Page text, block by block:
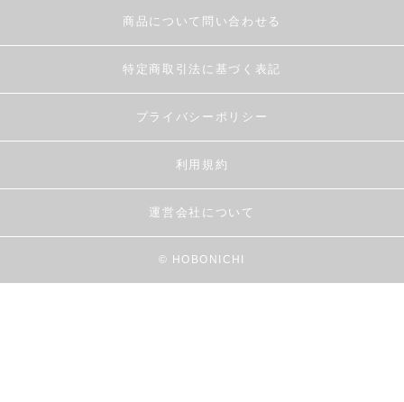
商品について問い合わせる
特定商取引法に基づく表記
プライバシーポリシー
利用規約
運営会社について
© HOBONICHI